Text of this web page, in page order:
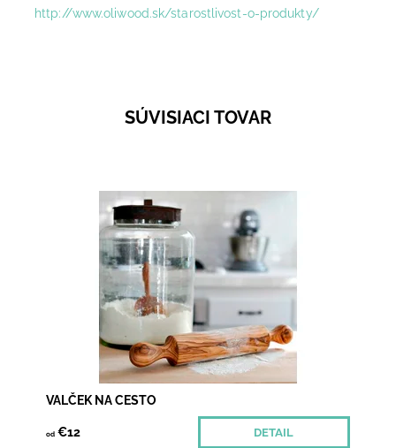
http://www.oliwood.sk/starostlivost-o-produkty/
SÚVISIACI TOVAR
Aj vaľkanie cesta môže byť príjemné pre zmysly.
Oblé, na dotyk príjemné tvary a v neposlednom
rade aj vizuálny zážitok - kresbu a kvalitu dreva...
Dostupnosť:
Skladom 1
VALČEK NA CESTO
od €12 DETAIL